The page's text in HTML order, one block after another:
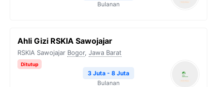
Bulanan
Ahli Gizi RSKIA Sawojajar
RSKIA Sawojajar Bogor, Jawa Barat
Ditutup
3 Juta - 8 Juta
Bulanan